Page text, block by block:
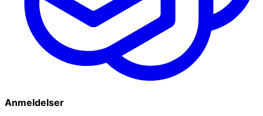
Anmeldelser